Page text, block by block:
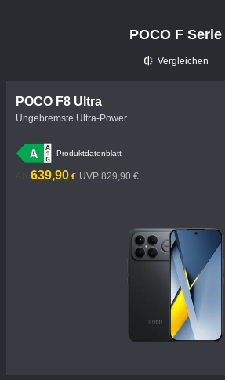
POCO F Serie
Vergleichen
POCO F8 Ultra
Ungebremste Ultra-Power
Produktdatenblatt
639,90 €
Current Price €639.9UVP 829,90 €
UVP 829,90 €